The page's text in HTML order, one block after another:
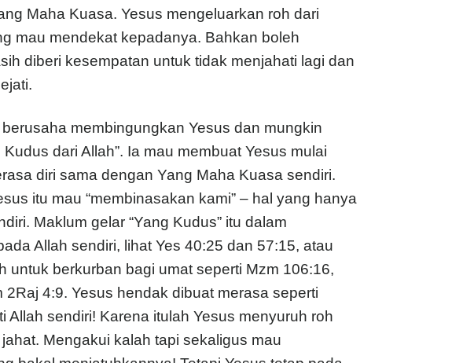
Maha Kuasa. Yesus mengeluarkan roh dari
mau mendekat kepadanya. Bahkan boleh
diberi kesempatan untuk tidak menjahati lagi dan
membingungkan Yesus dan mungkin
dari Allah”. Ia mau membuat Yesus mulai
diri sama dengan Yang Maha Kuasa sendiri.
itu mau “membinasakan kami” – hal yang hanya
Maklum gelar “Yang Kudus” itu dalam
Allah sendiri, lihat Yes 40:25 dan 57:15, atau
untuk berkurban bagi umat seperti Mzm 106:16,
4:9. Yesus hendak dibuat merasa seperti
sendiri! Karena itulah Yesus menyuruh roh
Mengakui kalah tapi sekaligus mau